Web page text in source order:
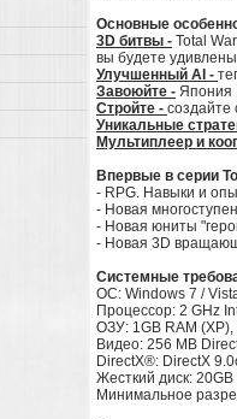
Основные
3D битвы - Total
вы будете
Улучшенный AI -
Завоюйте - Япония
Стройте - создайте
Уникальные
Мультиплеер и
Впервые в серии
- RPG. Навыки и
- Новая
- Новая юниты
- Новая 3D
Системные
ОС: Windows 7 /
Процессор: 2 GHz
ОЗУ: 1GB RAM
Видео: 256 MB
DirectX®: DirectX
Жесткий диск:
Минимальное